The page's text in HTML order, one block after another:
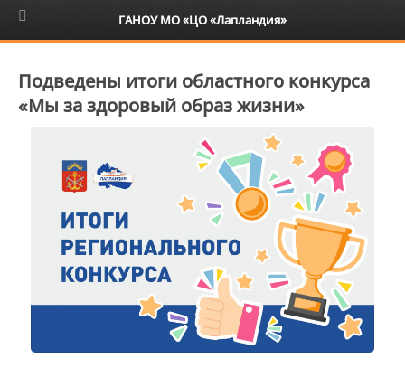
6+
Подведены итоги областного конкурса
«Мы за здоровый образ жизни»
ГАНОУ МО «ЦО «Лапландия»